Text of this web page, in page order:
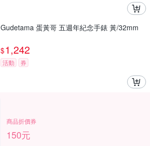
Gudetama 蛋黃哥 五週年紀念手錶 黃/32mm
$1,242
活動 券
商品折價券
150元